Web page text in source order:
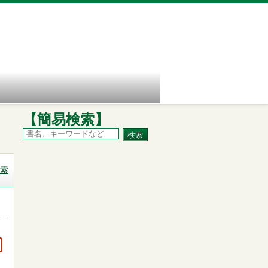
【簡易検索】